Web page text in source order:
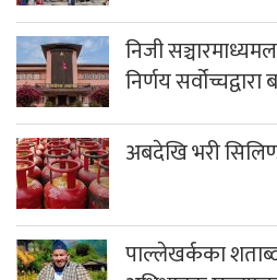
निजी
निर्णय सर्वोच्चद्वारा
अबदेखि भरी
पाल्लेखर्कका